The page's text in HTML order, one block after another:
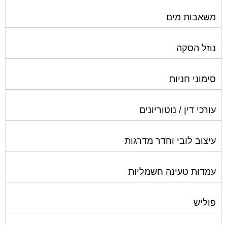
צביעת חדרי מדרגות
קבלני שיפוצים לבתים משותפים
קונסטרוקטור
שיפוץ מבנים
שיפוצים בסנפלינג
שערים ומחסומים
תיבות דואר